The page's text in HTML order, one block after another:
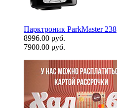
Парктроник ParkMaster 238
8996.00 руб.
7900.00 руб.